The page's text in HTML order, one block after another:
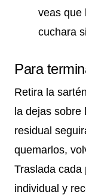
veas que
cuchara
Para
Retira la
la dejas sobre
residual
quemarlos,
Traslada cada
individual y